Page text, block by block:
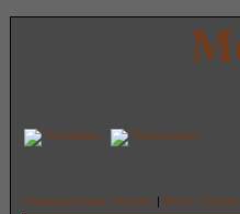
Anmelden Registrieren
Unbeantwortete Themen | Aktive Themen